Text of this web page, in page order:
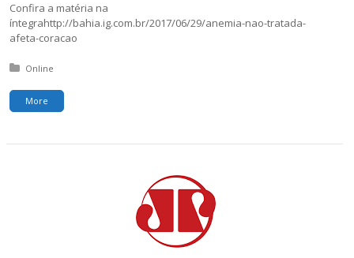
Confira a matéria na
íntegrahttp://bahia.ig.com.br/2017/06/29/anemia-nao-tratada-
afeta-coracao
Posted in:
Online
More